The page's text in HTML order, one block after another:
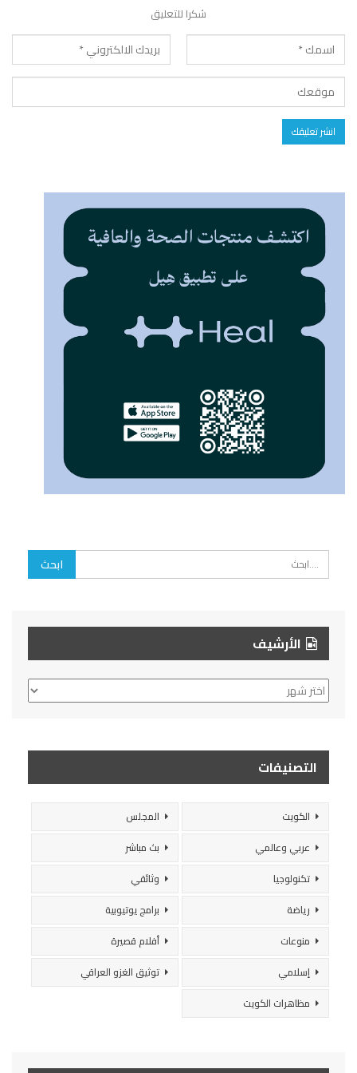
شكرا للتعليق
الأرشيف
الأرشيف
التصنيفات
الكويت
المجلس
عربي وعالمي
بث مباشر
تكنولوجيا
وثائقي
رياضة
برامج يوتيوبية
منوعات
أفلام قصيرة
إسلامي
توثيق الغزو العراقي
مظاهرات الكويت